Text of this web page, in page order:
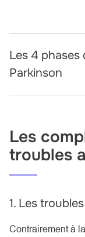
Les 4 phases
Parkinson
Les
troubles
1. Les
Contrairement à